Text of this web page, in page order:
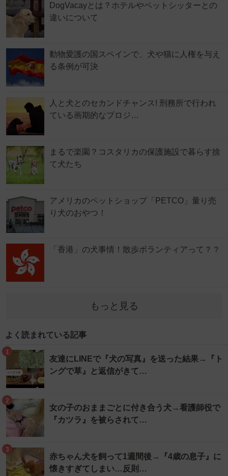
DogVacayとは？ホテルやペットシッターとの
違いについて
動物愛護の国スペインで、犬や猫に人権を与え
る条例が可決
人と犬とのセカンドチャンス! 刑務所で行われ
ている画期的なプロジ…
まるで楽園？コスタリカの保護施設で暮らす捨
て犬たち
アメリカのペットショップ「PETCO」量り売
り犬のおやつ！
「香港」の犬事情！散歩ボランティアって？？
もっと見る
よく読まれている記事
1
友達にLINEで『犬の写真』を送った結果→『ト
ングで草』と返信がきて…
2
女の子のおままごとに付き合う犬→看護師役で
『カツラ』を被らされて…
3
赤ちゃん犬を飼って1週間後→『4歳の息子』に
懐きすぎてしまい…反則…